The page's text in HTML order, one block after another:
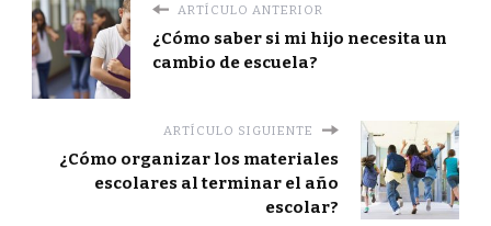
ARTÍCULO ANTERIOR
¿Cómo saber si mi hijo necesita un
cambio de escuela?
ARTÍCULO SIGUIENTE
¿Cómo organizar los materiales
escolares al terminar el año
escolar?